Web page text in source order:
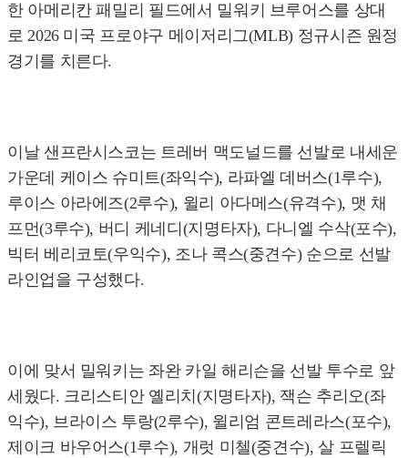
한 아메리칸 패밀리 필드에서 밀워키 브루어스를 상대
로 2026 미국 프로야구 메이저리그(MLB) 정규시즌 원정
경기를 치른다.
이날 샌프란시스코는 트레버 맥도널드를 선발로 내세운
가운데 케이스 슈미트(좌익수), 라파엘 데버스(1루수),
루이스 아라에즈(2루수), 윌리 아다메스(유격수), 맷 채
프먼(3루수), 버디 케네디(지명타자), 다니엘 수삭(포수),
빅터 베리코토(우익수), 조나 콕스(중견수) 순으로 선발
라인업을 구성했다.
이에 맞서 밀워키는 좌완 카일 해리슨을 선발 투수로 앞
세웠다. 크리스티안 옐리치(지명타자), 잭슨 추리오(좌
익수), 브라이스 투랑(2루수), 윌리엄 콘트레라스(포수),
제이크 바우어스(1루수), 개럿 미첼(중견수), 살 프렐릭